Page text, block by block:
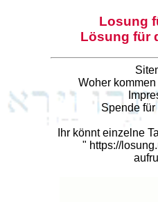
Losung
Lösung für
Woher
Spende
Ihr könnt einzelne
" https://